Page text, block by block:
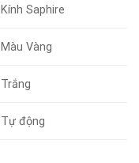
Kính Saphire
Màu Vàng
Trắng
Tự động